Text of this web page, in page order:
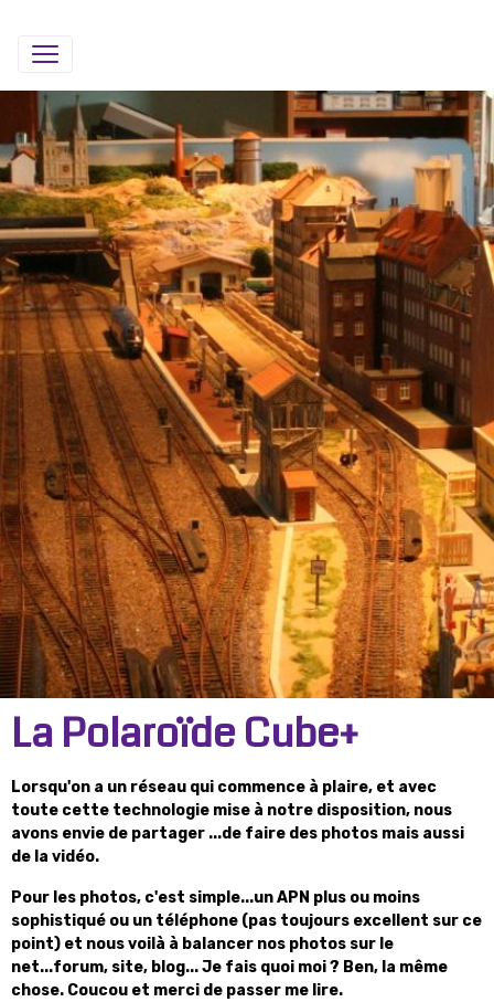
La Polaroïde Cube+
Lorsqu'on a un réseau qui commence à plaire, et avec
toute cette technologie mise à notre disposition, nous
avons envie de partager ...de faire des photos mais aussi
de la vidéo.
Pour les photos, c'est simple...un APN plus ou moins
sophistiqué ou un téléphone (pas toujours excellent sur ce
point) et nous voilà à balancer nos photos sur le
net...forum, site, blog... Je fais quoi moi ? Ben, la même
chose. Coucou et merci de passer me lire.